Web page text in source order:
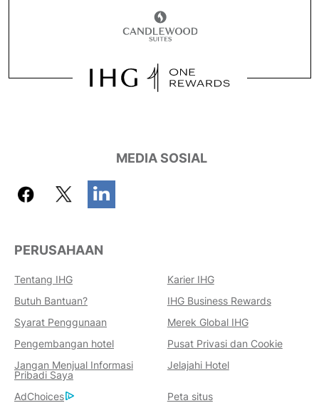
MEDIA SOSIAL
PERUSAHAAN
Tentang IHG
Karier IHG
Butuh Bantuan?
IHG Business Rewards
Syarat Penggunaan
Merek Global IHG
Pengembangan hotel
Pusat Privasi dan Cookie
Jangan Menjual Informasi
Pribadi Saya
Jelajahi Hotel
AdChoices
Peta situs
Keuntungan Memesan Dengan
Kami
Kami menjanjikan Anda harga terendah
yang tersedia secara online, atau kami